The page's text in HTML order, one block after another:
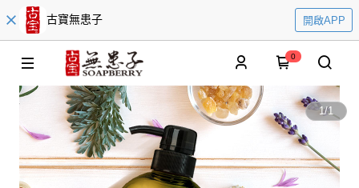
古寶無患子 開啟APP
0
1/1